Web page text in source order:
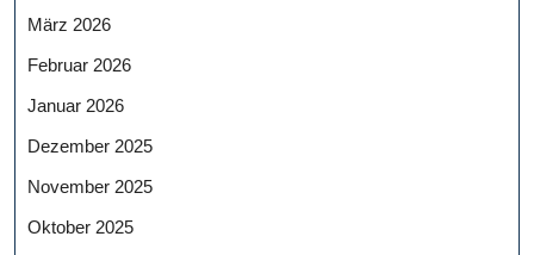
März 2026
Februar 2026
Januar 2026
Dezember 2025
November 2025
Oktober 2025